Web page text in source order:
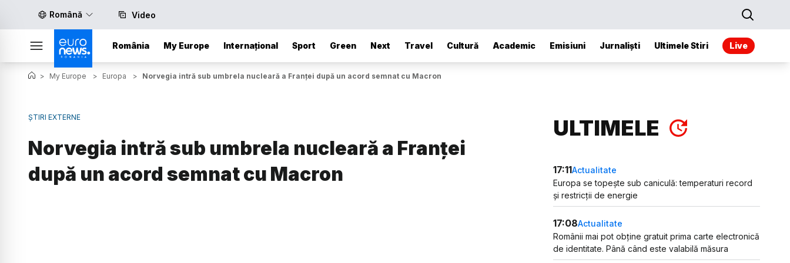
Română Video
România My Europe Internațional Sport Green Next Travel Cultură Academic Emisiuni Jurnaliști Ultimele Stiri Live
> My Europe > Europa > Norvegia intră sub umbrela nucleară a Franței după un acord semnat cu Macron
ȘTIRI EXTERNE
Norvegia intră sub umbrela nucleară a Franței
după un acord semnat cu Macron
ULTIMELE
17:11Actualitate
Europa se topește sub caniculă: temperaturi record
și restricții de energie
17:08Actualitate
Românii mai pot obține gratuit prima carte electronică
de identitate. Până când este valabilă măsura